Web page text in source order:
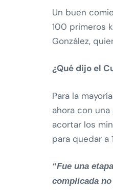
Un buen
100 primeros
González,
¿Qué dijo el
Para la
ahora con
acortar los
para quedar a
“Fue una
complicada